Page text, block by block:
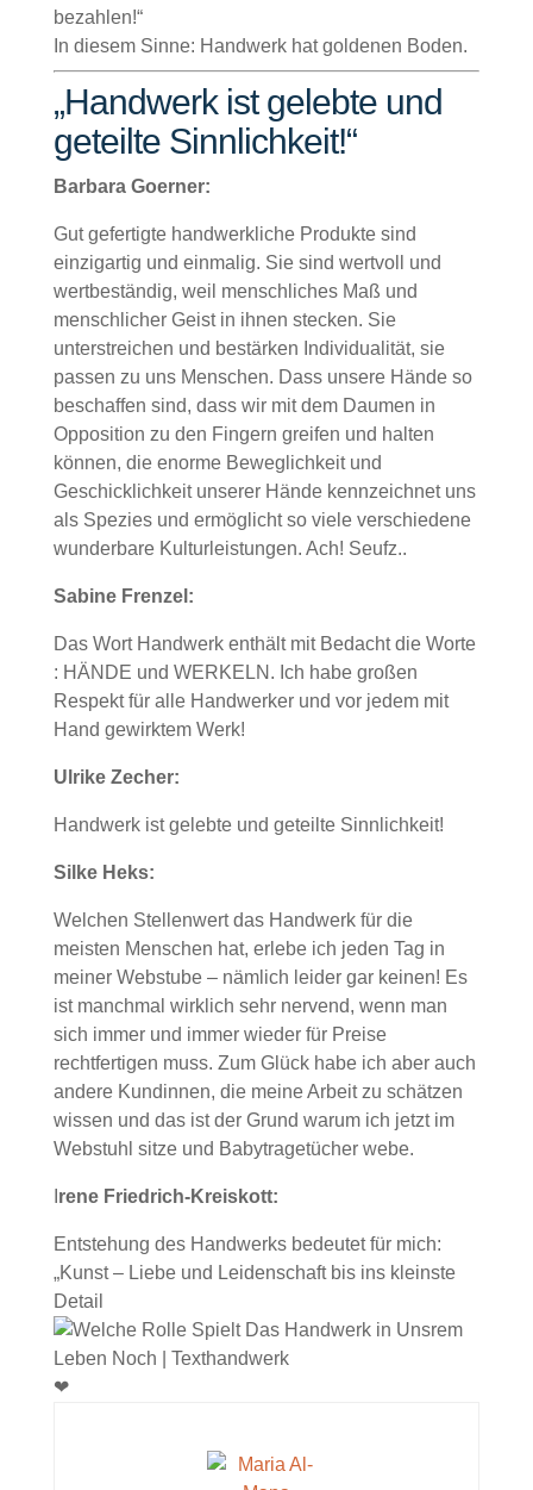
bezahlen!“
In diesem Sinne: Handwerk hat goldenen Boden.
„Handwerk ist gelebte und
geteilte Sinnlichkeit!“
Barbara Goerner:
Gut gefertigte handwerkliche Produkte sind
einzigartig und einmalig. Sie sind wertvoll und
wertbeständig, weil menschliches Maß und
menschlicher Geist in ihnen stecken. Sie
unterstreichen und bestärken Individualität, sie
passen zu uns Menschen. Dass unsere Hände so
beschaffen sind, dass wir mit dem Daumen in
Opposition zu den Fingern greifen und halten
können, die enorme Beweglichkeit und
Geschicklichkeit unserer Hände kennzeichnet uns
als Spezies und ermöglicht so viele verschiedene
wunderbare Kulturleistungen. Ach! Seufz..
Sabine Frenzel:
Das Wort Handwerk enthält mit Bedacht die Worte
: HÄNDE und WERKELN. Ich habe großen
Respekt für alle Handwerker und vor jedem mit
Hand gewirktem Werk!
Ulrike Zecher:
Handwerk ist gelebte und geteilte Sinnlichkeit!
Silke Heks:
Welchen Stellenwert das Handwerk für die
meisten Menschen hat, erlebe ich jeden Tag in
meiner Webstube – nämlich leider gar keinen! Es
ist manchmal wirklich sehr nervend, wenn man
sich immer und immer wieder für Preise
rechtfertigen muss. Zum Glück habe ich aber auch
andere Kundinnen, die meine Arbeit zu schätzen
wissen und das ist der Grund warum ich jetzt im
Webstuhl sitze und Babytragetücher webe.
rene Friedrich-Kreiskott:
Entstehung des Handwerks bedeutet für mich:
„Kunst – Liebe und Leidenschaft bis ins kleinste
Detail
❤